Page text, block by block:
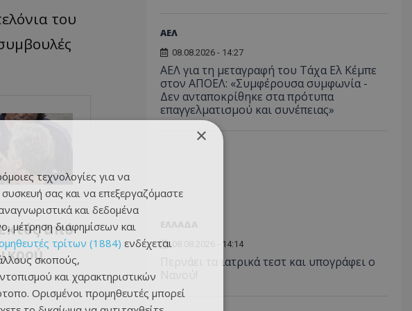
του
από
ΑΕΛ
08.08.2026 - 14:27
ΑΕΛ για τη μεταγραφή του Τάχα Ελ Κέμπε
στον ΑΠΟΕΛ: «Συμφέρουσα συμφωνία -
Δεν ανταποκρίθηκε στα πρότυπα
επαγγελματισμού και συνέπειας»
08.08.2026 - 14:14
Περνάει τα ιατρικά τεστ και υπογράφει ο
×
τεχνολογίες για να
σας και να επεξεργαζόμαστε
και δεδομένα
μέτρηση διαφημίσεων και
τρίτων (1884) ενδέχεται
σκοπούς,
και χαρακτηριστικών
Ορισμένοι προμηθευτές μπορεί